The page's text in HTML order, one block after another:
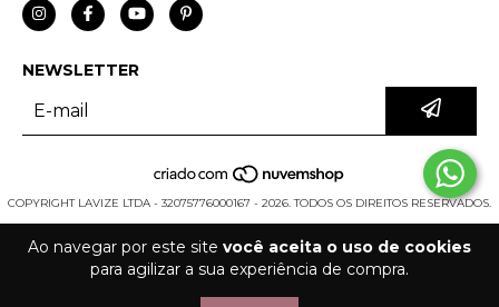
Ao navegar por este site você aceita o uso de cookies
para agilizar a sua experiência de compra.
NEWSLETTER
COPYRIGHT LAVIZE LTDA - 32075776000167 - 2026. TODOS OS DIREITOS RESERVADOS.